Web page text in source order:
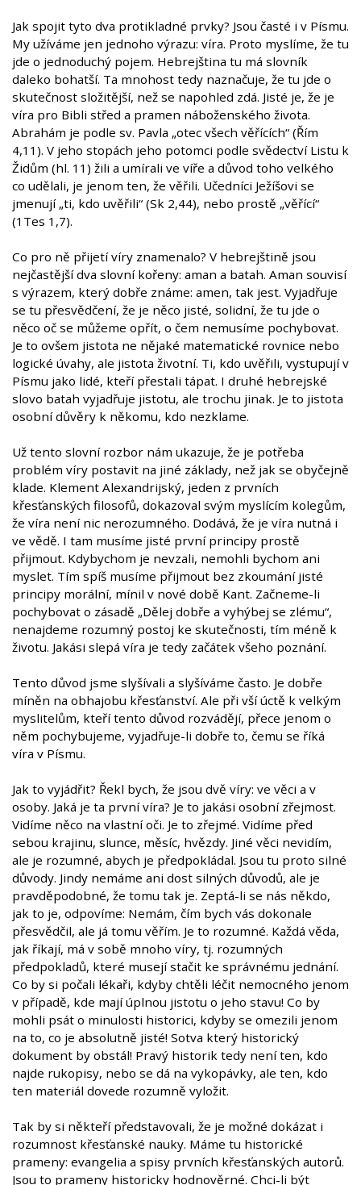
Jak spojit tyto dva protikladné prvky? Jsou časté i v Písmu.
My užíváme jen jednoho výrazu: víra. Proto myslíme, že tu
jde o jednoduchý pojem. Hebrejština tu má slovník
daleko bohatší. Ta mnohost tedy naznačuje, že tu jde o
skutečnost složitější, než se napohled zdá. Jisté je, že je
víra pro Bibli střed a pramen náboženského života.
Abrahám je podle sv. Pavla „otec všech věřících“ (Řím
4,11). V jeho stopách jeho potomci podle svědectví Listu k
Židům (hl. 11) žili a umírali ve víře a důvod toho velkého
co udělali, je jenom ten, že věřili. Učedníci Ježíšovi se
jmenují „ti, kdo uvěřili“ (Sk 2,44), nebo prostě „věřící“
(1Tes 1,7).
Co pro ně přijetí víry znamenalo? V hebrejštině jsou
nejčastější dva slovní kořeny: aman a batah. Aman souvisí
s výrazem, který dobře známe: amen, tak jest. Vyjadřuje
se tu přesvědčení, že je něco jisté, solidní, že tu jde o
něco oč se můžeme opřít, o čem nemusíme pochybovat.
Je to ovšem jistota ne nějaké matematické rovnice nebo
logické úvahy, ale jistota životní. Ti, kdo uvěřili, vystupují v
Písmu jako lidé, kteří přestali tápat. I druhé hebrejské
slovo batah vyjadřuje jistotu, ale trochu jinak. Je to jistota
osobní důvěry k někomu, kdo nezklame.
Už tento slovní rozbor nám ukazuje, že je potřeba
problém víry postavit na jiné základy, než jak se obyčejně
klade. Klement Alexandrijský, jeden z prvních
křesťanských filosofů, dokazoval svým myslícím kolegům,
že víra není nic nerozumného. Dodává, že je víra nutná i
ve vědě. I tam musíme jisté první principy prostě
přijmout. Kdybychom je nevzali, nemohli bychom ani
myslet. Tím spíš musíme přijmout bez zkoumání jisté
principy morální, mínil v nové době Kant. Začneme-li
pochybovat o zásadě „Dělej dobře a vyhýbej se zlému“,
nenajdeme rozumný postoj ke skutečnosti, tím méně k
životu. Jakási slepá víra je tedy začátek všeho poznání.
Tento důvod jsme slyšívali a slyšíváme často. Je dobře
míněn na obhajobu křesťanství. Ale při vší úctě k velkým
myslitelům, kteří tento důvod rozvádějí, přece jenom o
něm pochybujeme, vyjadřuje-li dobře to, čemu se říká
víra v Písmu.
Jak to vyjádřit? Řekl bych, že jsou dvě víry: ve věci a v
osoby. Jaká je ta první víra? Je to jakási osobní zřejmost.
Vidíme něco na vlastní oči. Je to zřejmé. Vidíme před
sebou krajinu, slunce, měsíc, hvězdy. Jiné věci nevidím,
ale je rozumné, abych je předpokládal. Jsou tu proto silné
důvody. Jindy nemáme ani dost silných důvodů, ale je
pravděpodobné, že tomu tak je. Zeptá-li se nás někdo,
jak to je, odpovíme: Nemám, čím bych vás dokonale
přesvědčil, ale já tomu věřím. Je to rozumné. Každá věda,
jak říkají, má v sobě mnoho víry, tj. rozumných
předpokladů, které musejí stačit ke správnému jednání.
Co by si počali lékaři, kdyby chtěli léčit nemocného jenom
v případě, kde mají úplnou jistotu o jeho stavu! Co by
mohli psát o minulosti historici, kdyby se omezili jenom
na to, co je absolutně jisté! Sotva který historický
dokument by obstál! Pravý historik tedy není ten, kdo
najde rukopisy, nebo se dá na vykopávky, ale ten, kdo
ten materiál dovede rozumně vyložit.
Tak by si někteří představovali, že je možné dokázat i
rozumnost křesťanské nauky. Máme tu historické
prameny: evangelia a spisy prvních křesťanských autorů.
Jsou to prameny historicky hodnověrné. Chci-li být